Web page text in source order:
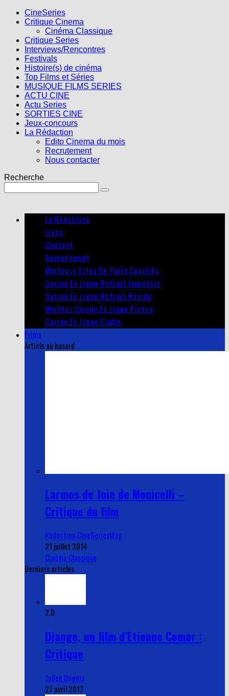
CineSeries
Critique Cinema
Cinéma Classique
Critique Series
Interviews/Rencontres
Festivals
Histoire(s) de cinéma
Top Films et Séries
MUSIQUE FILMS SERIES
ACTU CINE
Actu Series
SORTIES CINE
Jeux-concours
La Rédaction
Edito Cinema du mois
Recrutement
Nous contacter
Recherche
La Rédaction
Liens
Contact
Recrutement
Meilleurs Sites De Paris Sportifs
Casino En Ligne Retrait Immédiat
Casino En Ligne Retrait Rapide
Meilleur Casino En Ligne France
Casino En Ligne Fiable
Films
Article au hasard
Larmes de Joie de Monicelli –
Critique du film
Rédaction CineSeriesMag
21 juillet 2014
Cinéma Classique
Derniers articles
2.0
Django, un film d’Etienne Comar :
Critique
Julien Dugois
27 avril 2017